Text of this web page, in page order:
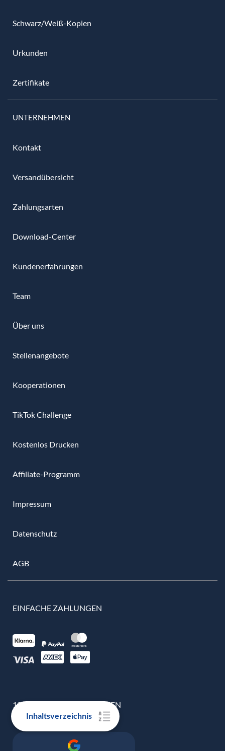
Inhaltsverzeichnis
Schwarz/Weiß-Kopien
Urkunden
Zertifikate
UNTERNEHMEN
Kontakt
Versandübersicht
Zahlungsarten
Download-Center
Kundenerfahrungen
Team
Über uns
Stellenangebote
Kooperationen
TikTok Challenge
Kostenlos Drucken
Affiliate-Programm
Impressum
Datenschutz
AGB
EINFACHE ZAHLUNGEN
100% ECHTE BEWERTUNGEN